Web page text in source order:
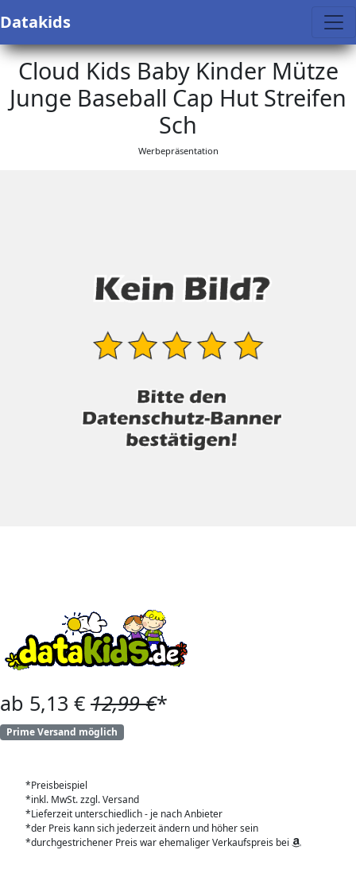
Datakids
Cloud Kids Baby Kinder Mütze
Junge Baseball Cap Hut Streifen
Sch
Werbepräsentation
ab 5,13 € 12,99 €*
Prime Versand möglich
*Preisbeispiel
*inkl. MwSt. zzgl. Versand
*Lieferzeit unterschiedlich - je nach Anbieter
*der Preis kann sich jederzeit ändern und höher sein
*durchgestrichener Preis war ehemaliger Verkaufspreis bei